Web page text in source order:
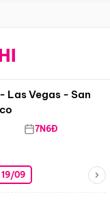
Las Vegas - San
7N6Đ
19/09